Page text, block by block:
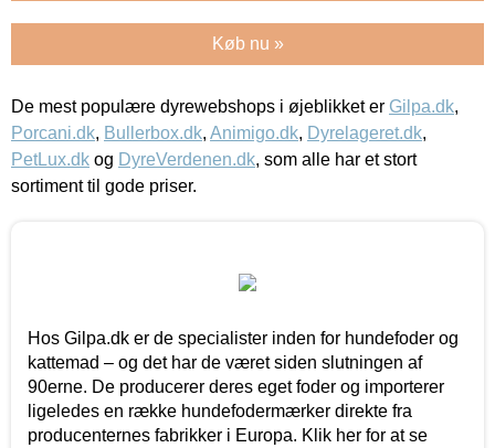
Køb nu »
De mest populære dyrewebshops i øjeblikket er Gilpa.dk,
Porcani.dk, Bullerbox.dk, Animigo.dk, Dyrelageret.dk,
PetLux.dk og DyreVerdenen.dk, som alle har et stort
sortiment til gode priser.
Hos Gilpa.dk er de specialister inden for hundefoder og
kattemad – og det har de været siden slutningen af
90erne. De producerer deres eget foder og importerer
ligeledes en række hundefodermærker direkte fra
producenternes fabrikker i Europa. Klik her for at se